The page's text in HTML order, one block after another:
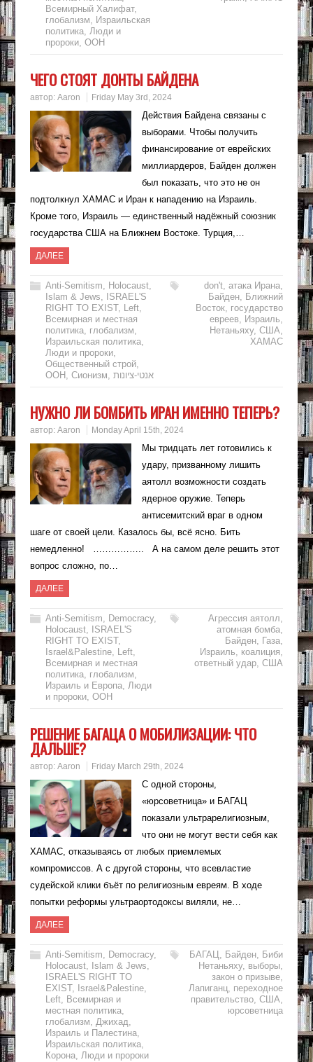
Всемирный Халифат,
глобализм, Израильская
политика, Люди и
пророки, ООН
ЧЕГО СТОЯТ ДОНТЫ БАЙДЕНА
автор: Aaron Friday May 3rd, 2024
Действия Байдена связаны с
выборами. Чтобы получить
финансирование от еврейских
миллиардеров, Байден должен
был показать, что это не он
подтолкнул ХАМАС и Иран к нападению на Израиль.
Кроме того, Израиль — единственный надёжный союзник
государства США на Ближнем Востоке. Турция,…
ДАЛЕЕ
Anti-Semitism, Holocaust,
Islam & Jews,
ISRAEL'S
RIGHT TO EXIST, Left,
Всемирная и местная
политика, глобализм,
Израильская политика,
Люди и пророки,
Общественный строй,
ООН , Сионизм, אנטי-ציונות
don't,атака Ирана,
Байден, Ближний
Восток, государство
евреев, Израиль,
Нетаньяху,США,
ХАМАС
НУЖНО ЛИ БОМБИТЬ ИРАН ИМЕННО ТЕПЕРЬ?
автор: Aaron Monday April 15th, 2024
Мы тридцать лет готовились к
удару, призванному лишить
аятолл возможности создать
ядерное оружие. Теперь
антисемитский враг в одном
шаге от своей цели. Казалось бы, всё ясно. Бить
немедленно! …………….. А на самом деле решить этот
вопрос сложно, по…
ДАЛЕЕ
Anti-Semitism, Democracy,
Holocaust,
ISRAEL'S
RIGHT TO EXIST,
Israel&Palestine, Left,
Всемирная и местная
политика, глобализм,
Израиль и Европа, Люди
и пророки, ООН
Агрессия аятолл,
атомная бомба,
Байден, Газа,
Израиль, коалиция,
ответный удар,США
РЕШЕНИЕ БАГАЦА О МОБИЛИЗАЦИИ: ЧТО
ДАЛЬШЕ?
автор: Aaron Friday March 29th, 2024
С одной стороны,
«юрсоветница» и БАГАЦ
показали ультрарелигиозным,
что они не могут вести себя как
ХАМАС, отказываясь от любых приемлемых
компромиссов. А с другой стороны, что всевластие
судейской клики бъёт по религиозным евреям. В ходе
попытки реформы ультраортодоксы виляли, не…
ДАЛЕЕ
Anti-Semitism, Democracy,
Holocaust, Islam & Jews,
ISRAEL'S RIGHT TO
EXIST, Israel&Palestine,
Left, Всемирная и
местная политика,
глобализм, Джихад,
Израиль и Палестина,
Израильская политика,
Корона, Люди и пророки
БАГАЦ, Байден, Биби
Нетаньяху, выборы,
закон о призыве,
Лапиганц, переходное
правительство,США,
юрсоветница